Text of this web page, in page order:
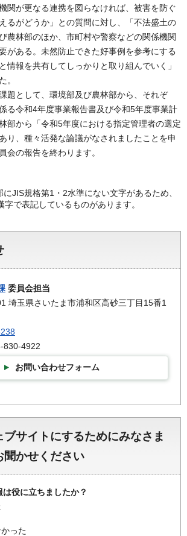
関が更なる連携を図らなければ、被害を防ぐ
るがどうか」との質問に対し、「不法盛土の
農林部のほか、市町村や警察などの関係機関
がある。未然防止できた好事例を参考にする
情報を共有してしっかりと取り組んでいく」
。
題として、環境部及び農林部から、それぞ
る令和4年度事業報告書及び令和5年度事業計
部から「令和5年度における指定管理者の選定
り、種々活発な論議がなされましたことを申
会の報告を終わります。
JIS規格第1・2水準にない文字があるため、
字で表記しているものがあります。
委員会担当
埼玉県さいたま市浦和区高砂三丁目15番1
830-4922
お問い合わせフォーム
ブサイトにするためにみなさま
聞かせください
役に立ちましたか？
った